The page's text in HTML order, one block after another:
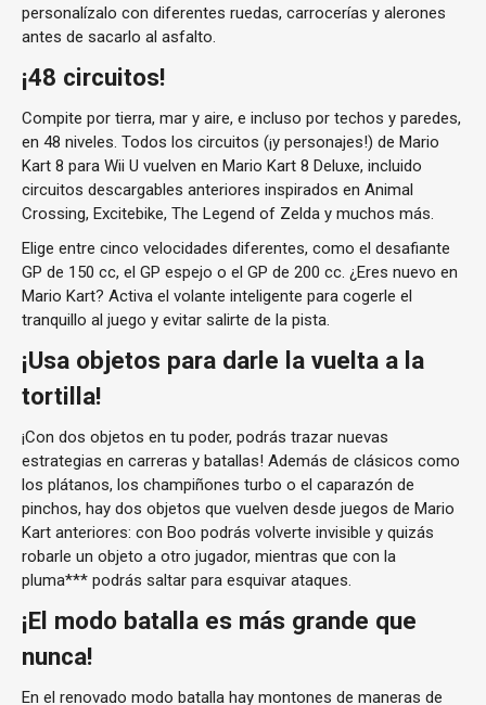
personalízalo con diferentes ruedas, carrocerías y alerones
antes de sacarlo al asfalto.
¡48 circuitos!
Compite por tierra, mar y aire, e incluso por techos y paredes,
en 48 niveles. Todos los circuitos (¡y personajes!) de Mario
Kart 8 para Wii U vuelven en Mario Kart 8 Deluxe, incluido
circuitos descargables anteriores inspirados en Animal
Crossing, Excitebike, The Legend of Zelda y muchos más.
Elige entre cinco velocidades diferentes, como el desafiante
GP de 150 cc, el GP espejo o el GP de 200 cc. ¿Eres nuevo en
Mario Kart? Activa el volante inteligente para cogerle el
tranquillo al juego y evitar salirte de la pista.
¡Usa objetos para darle la vuelta a la
tortilla!
¡Con dos objetos en tu poder, podrás trazar nuevas
estrategias en carreras y batallas! Además de clásicos como
los plátanos, los champiñones turbo o el caparazón de
pinchos, hay dos objetos que vuelven desde juegos de Mario
Kart anteriores: con Boo podrás volverte invisible y quizás
robarle un objeto a otro jugador, mientras que con la
pluma*** podrás saltar para esquivar ataques.
¡El modo batalla es más grande que
nunca!
En el renovado modo batalla hay montones de maneras de